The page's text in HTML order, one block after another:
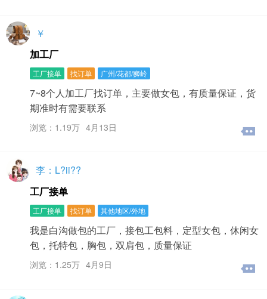
￥
加工厂
工厂接单 找订单 广州/花都/狮岭
7~8个人加工厂找订单，主要做女包，有质量保证，货
期准时有需要联系
浏览：1.19万 4月13日
李：L?ii??
工厂接单
工厂接单 找订单 其他地区/外地
我是白沟做包的工厂，接包工包料，定型女包，休闲女
包，托特包，胸包，双肩包，质量保证
浏览：1.25万 4月9日